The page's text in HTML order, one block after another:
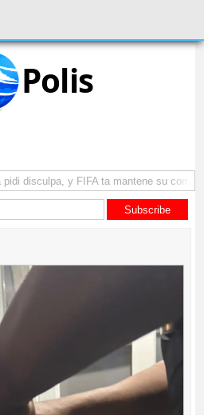
Polis
disculpa, y FIFA ta mantene su como
Subscribe